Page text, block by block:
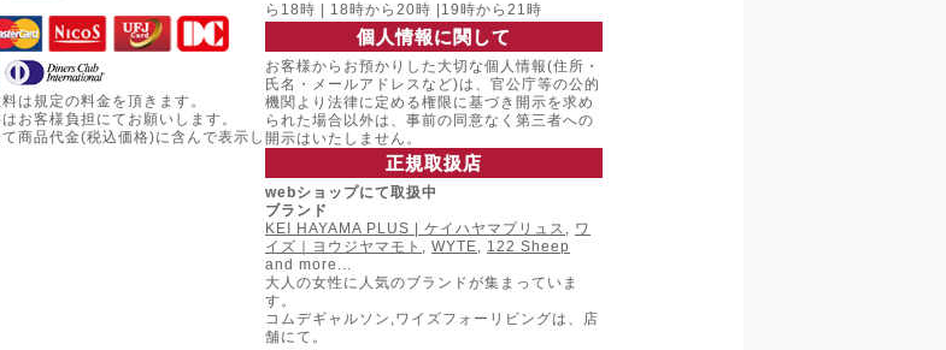
は規定の料金を頂きます。
お客様負担にてお願いします。
商品代金(税込価格)に含んで表示し
ら18時 | 18時から20時 |19時から21時
個人情報に関して
お客様からお預かりした大切な個人情報(住所・
氏名・メールアドレスなど)は、官公庁等の公的
機関より法律に定める権限に基づき開示を求め
られた場合以外は、事前の同意なく第三者への
開示はいたしません。
正規取扱店
webショップにて取扱中
ブランド
KEI HAYAMA PLUS | ケイハヤマプリュス , ワ
イズ｜ヨウジヤマモト , WYTE, 122 Sheep
and more...
大人の女性に人気のブランドが集まっていま
す。
コムデギャルソン,ワイズフォーリビングは、店
舗にて。